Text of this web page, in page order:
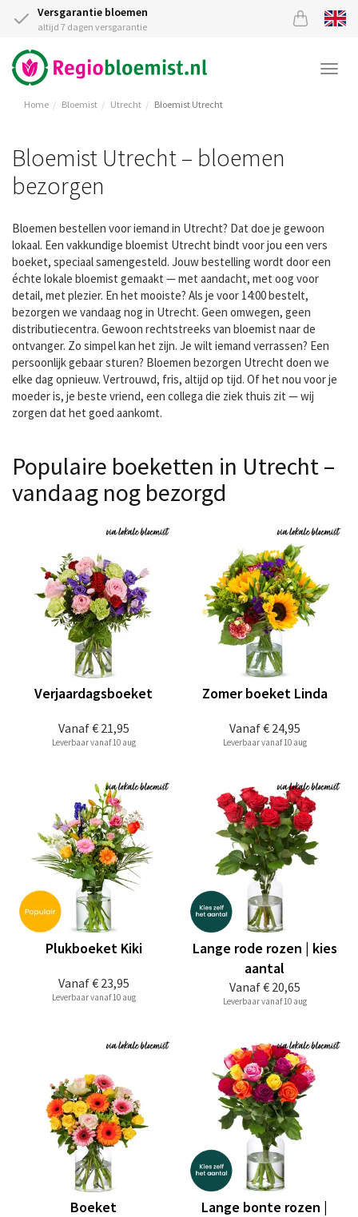
Versgarantie bloemen
altijd 7 dagen versgarantie
Home Bloemist Utrecht Bloemist Utrecht
Bloemist Utrecht – bloemen
bezorgen
Bloemen bestellen voor iemand in Utrecht? Dat doe je gewoon
lokaal. Een vakkundige bloemist Utrecht bindt voor jou een vers
boeket, speciaal samengesteld. Jouw bestelling wordt door een
échte lokale bloemist gemaakt — met aandacht, met oog voor
detail, met plezier. En het mooiste? Als je voor 14:00 bestelt,
bezorgen we vandaag nog in Utrecht. Geen omwegen, geen
distributiecentra. Gewoon rechtstreeks van bloemist naar de
ontvanger. Zo simpel kan het zijn. Je wilt iemand verrassen? Een
persoonlijk gebaar sturen? Bloemen bezorgen Utrecht doen we
elke dag opnieuw. Vertrouwd, fris, altijd op tijd. Of het nou voor je
moeder is, je beste vriend, een collega die ziek thuis zit — wij
zorgen dat het goed aankomt.
Populaire boeketten in Utrecht –
vandaag nog bezorgd
Vanaf€ 21,95
Verjaardagsboeket
Leverbaar vanaf 10 aug
Vanaf€ 24,95
Zomer boeket Linda
Leverbaar vanaf 10 aug
Vanaf€ 23,95
Plukboeket Kiki
Leverbaar vanaf 10 aug
Vanaf€ 20,65
Lange rode rozen | kies
aantal
Leverbaar vanaf 10 aug
Boeket
Lange bonte rozen |